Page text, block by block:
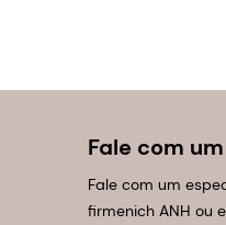
Fale com
Fale com um
firmenich ANH ou